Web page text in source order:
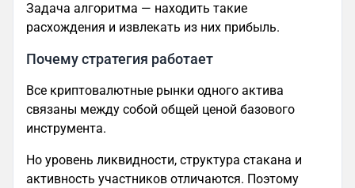
Задача алгоритма — находить такие
расхождения и извлекать из них прибыль.
Почему стратегия работает
Все криптовалютные рынки одного актива
связаны между собой общей ценой базового
инструмента.
Но уровень ликвидности, структура стакана и
активность участников отличаются. Поэтому